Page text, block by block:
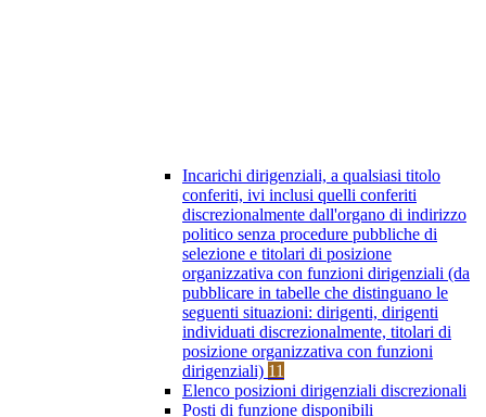
Incarichi dirigenziali, a qualsiasi titolo
conferiti, ivi inclusi quelli conferiti
discrezionalmente dall'organo di indirizzo
politico senza procedure pubbliche di
selezione e titolari di posizione
organizzativa con funzioni dirigenziali (da
pubblicare in tabelle che distinguano le
seguenti situazioni: dirigenti, dirigenti
individuati discrezionalmente, titolari di
posizione organizzativa con funzioni
dirigenziali) 11
Elenco posizioni dirigenziali discrezionali
Posti di funzione disponibili